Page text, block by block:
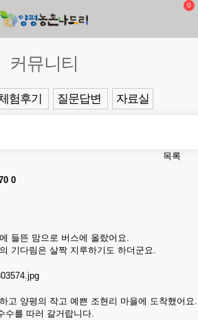
0
커뮤니티
험후기 질문답변 자료실
목록
0
들뜬 맘으로 버스에 올랐어요.
기다림은 살짝 지루하기도 하더군요.
고 양평의 작고 예쁜 조현리 마을에 도착했어요.
수를 따러 갈거랍니다.